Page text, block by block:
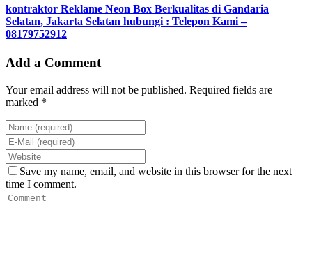
kontraktor Reklame Neon Box Berkualitas di Gandaria
Selatan, Jakarta Selatan hubungi : Telepon Kami –
08179752912
Add a Comment
Your email address will not be published. Required fields are
marked *
Save my name, email, and website in this browser for the next
time I comment.